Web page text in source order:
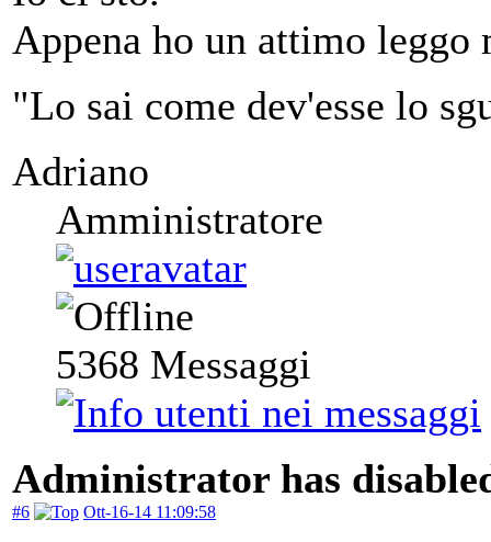
Appena ho un attimo
"Lo sai come dev'esse lo
Adriano
Amministratore
5368 Messaggi
Administrator has
#6 Ott-16-14 11:09:58